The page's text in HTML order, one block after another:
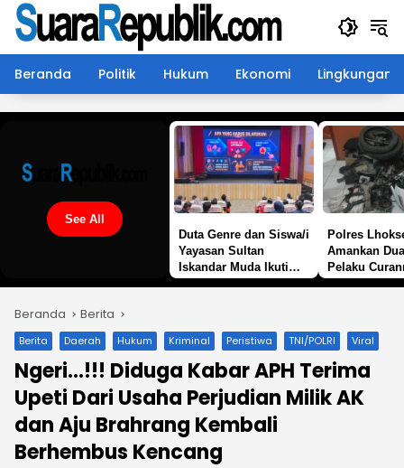
Langsung
konten
Beranda
Politik Hukum Ekonomi Lingkungan
See All
Duta Genre dan Siswa/i
Yayasan Sultan
Iskandar Muda Ikuti
Polres
Amankan
Pelaku
Beranda Berita
Berita Daerah Hukum Kriminal Peristiwa TNI/POLRI Viral
Ngeri…!!! Diduga Kabar APH Terima
Upeti Dari Usaha Perjudian Milik AK
dan Aju Brahrang Kembali
Berhembus Kencang